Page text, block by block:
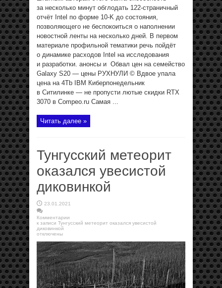
за несколько минут обглодать 122-страничный
отчёт Intel по форме 10-K до состояния,
позволяющего не беспокоиться о наполнении
новостной ленты на несколько дней. В первом
материале профильной тематики речь пойдёт
о динамике расходов Intel на исследования
и разработки. анонсы и Обвал цен на семейство
Galaxy S20 — цены РУХНУЛИ © Вдвое упала
цена на 4Tb IBM Киберпонедельник
в Ситилинке — не пропусти лютые скидки RTX
3070 в Compeo.ru Самая ...
Читать далее »
Тунгусский метеорит
оказался увесистой
диковинкой
23.01.2021
Комментарии
к записи Тунгусский метеорит оказался увесистой
диковинкой
отключены